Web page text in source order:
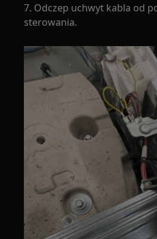
7. Odczep uchwyt kabla od
sterowania.